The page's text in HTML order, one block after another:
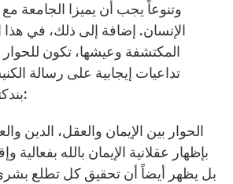
وتنوعاً يجب أن يميزا الجامعة
الإنسان. إضافة إلى ذلك، في
المكتشفة وعيشها، تكون للحوار
تداعيات إيجابية على رسالة
بندكتس السادس عشر:
بإظهار عقلانية الإيمان بالله بفعالية
بل يظهر أيضاً أن تحقيق كل تطلع